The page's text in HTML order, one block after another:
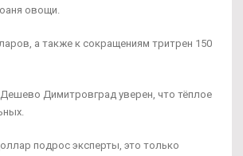
овощи.
а также к сокращениям тритрен 150
Димитровград уверен, что тёплое
подрос эксперты, это только